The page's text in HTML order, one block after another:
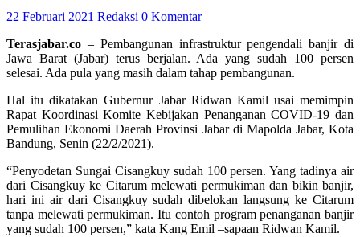
22 Februari 2021 Redaksi 0 Komentar
Terasjabar.co – Pembangunan infrastruktur pengendali banjir di
Jawa Barat (Jabar) terus berjalan. Ada yang sudah 100 persen
selesai. Ada pula yang masih dalam tahap pembangunan.
Hal itu dikatakan Gubernur Jabar Ridwan Kamil usai memimpin
Rapat Koordinasi Komite Kebijakan Penanganan COVID-19 dan
Pemulihan Ekonomi Daerah Provinsi Jabar di Mapolda Jabar, Kota
Bandung, Senin (22/2/2021).
“Penyodetan Sungai Cisangkuy sudah 100 persen. Yang tadinya air
dari Cisangkuy ke Citarum melewati permukiman dan bikin banjir,
hari ini air dari Cisangkuy sudah dibelokan langsung ke Citarum
tanpa melewati permukiman. Itu contoh program penanganan banjir
yang sudah 100 persen,” kata Kang Emil –sapaan Ridwan Kamil.